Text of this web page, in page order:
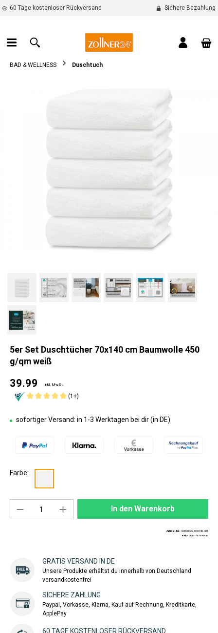
springen
60 Tage kostenloser Rückversand Sichere Bezahlung
BAD & WELLNESS Duschtuch
5er Set Duschtücher 70x140 cm Baumwolle 450
g/qm weiß
39.99 inkl. MwSt.
(1+)
sofortiger Versand: in 1-3 Werktagen bei dir (in DE)
Farbe:
Produkt Anzahl: Gib den gewünschten
In den Warenkorb
Artikel-Nr.: 00000622-070140-001
EAN: 4260747995632
GRATIS VERSAND IN DE
Unsere Produkte erhältst du innerhalb von Deutschland
versandkostenfrei
SICHERE ZAHLUNG
Paypal, Vorkasse, Klarna, Kauf auf Rechnung, Kreditkarte,
ApplePay
60 TAGE KOSTENLOSER RÜCKVERSAND